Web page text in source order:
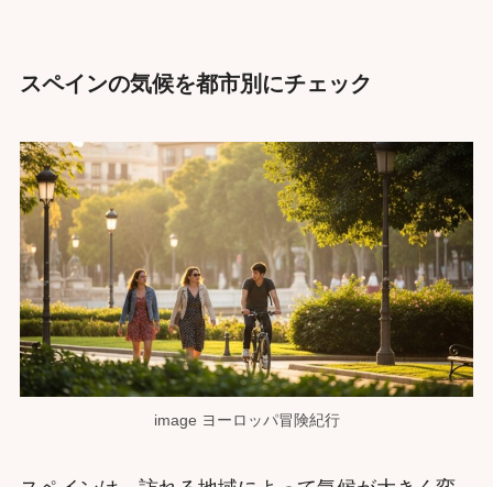
スペインの気候を都市別にチェック
image ヨーロッパ冒険紀行